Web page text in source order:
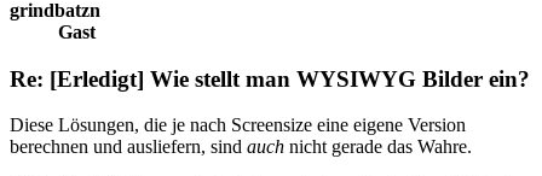
grindbatzn
Gast
Re: [Erledigt] Wie stellt man WYSIWYG Bilder ein?
Diese Lösungen, die je nach Screensize eine eigene Version
berechnen und ausliefern, sind auch nicht gerade das Wahre.